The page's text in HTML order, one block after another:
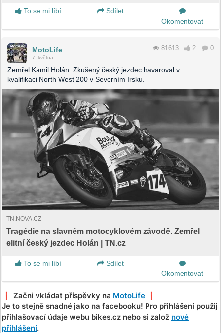
To se mi líbí
Sdílet
Okomentovat
MotoLife
7. května
81613 2 0
Zemřel Kamil Holán. Zkušený český jezdec havaroval v
kvalifikaci North West 200 v Severním Irsku.
TN.NOVA.CZ
Tragédie na slavném motocyklovém závodě. Zemřel
elitní český jezdec Holán | TN.cz
To se mi líbí
Sdílet
Okomentovat
❗️ Začni vkládat příspěvky na MotoLife ❗️
Je to stejně snadné jako na facebooku! Pro přihlášení použij
přihlašovací údaje webu bikes.cz nebo si založ nové
přihlášení.